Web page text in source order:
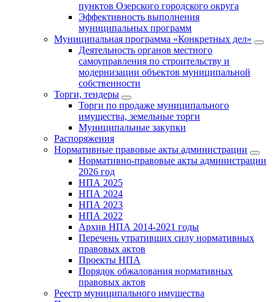
пунктов Озерского городского округа
Эффективность выполнения
муниципальных программ
Муниципальная программа «Конкретных дел»
Деятельность органов местного
самоуправления по строительству и
модернизации объектов муниципальной
собственности
Торги, тендеры
Торги по продаже муниципального
имущества, земельные торги
Муниципальные закупки
Распоряжения
Нормативные правовые акты администрации
Нормативно-правовые акты администрации
2026 год
НПА 2025
НПА 2024
НПА 2023
НПА 2022
Архив НПА 2014-2021 годы
Перечень утративших силу нормативных
правовых актов
Проекты НПА
Порядок обжалования нормативных
правовых актов
Реестр муниципального имущества